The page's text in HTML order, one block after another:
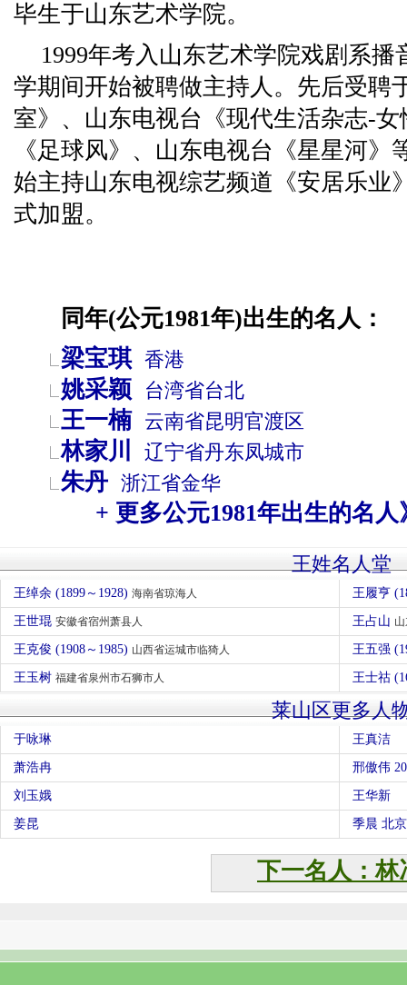
毕生于山东艺术学院。
1999年考入山东艺术学院戏剧系
学期间开始被聘做主持人。先后受聘
室》、山东电视台《现代生活杂志-
《足球风》、山东电视台《星星河》
始主持山东电视综艺频道《安居乐业
式加盟。
同年(公元1981年)出生的名人：
梁宝琪 香港
姚采颖 台湾省台北
王一楠 云南省昆明官渡区
林家川 辽宁省丹东凤城市
朱丹 浙江省金华
+ 更多公元1981年出生的名人
王姓名人堂
王绰余 (1899～1928) 海南省琼海人 王履亨
王世琨 安徽省宿州萧县人 王占山
王克俊 (1908～1985) 山西省运城市临猗人 王五强
王玉树 福建省泉州市石狮市人 王士祜
莱山区更多人
于咏琳 王真洁
萧浩冉 邢傲伟
刘玉娥 王华新
姜昆 季晨 北
下一名人：林